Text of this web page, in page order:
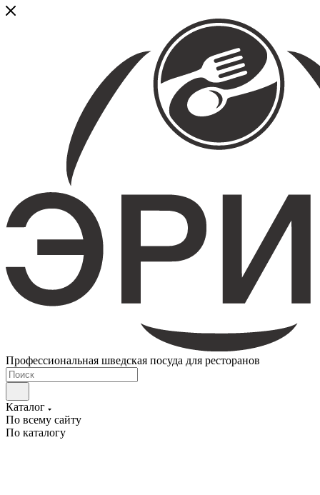
Профессиональная шведская посуда для ресторанов
Каталог
По всему сайту
По каталогу